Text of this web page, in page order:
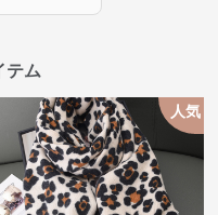
テム
人気